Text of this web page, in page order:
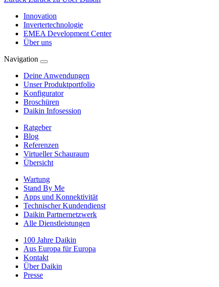
Innovation
Invertertechnologie
EMEA Development Center
Über uns
Navigation
Deine Anwendungen
Unser Produktportfolio
Konfigurator
Broschüren
Daikin Infosession
Ratgeber
Blog
Referenzen
Virtueller Schauraum
Übersicht
Wartung
Stand By Me
Apps und Konnektivität
Technischer Kundendienst
Daikin Partnernetzwerk
Alle Dienstleistungen
100 Jahre Daikin
Aus Europa für Europa
Kontakt
Über Daikin
Presse